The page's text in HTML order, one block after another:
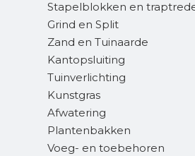
Stapelblokken en
Grind en Split
Zand en Tuinaarde
Kantopsluiting
Tuinverlichting
Kunstgras
Afwatering
Plantenbakken
Voeg- en toebehoren